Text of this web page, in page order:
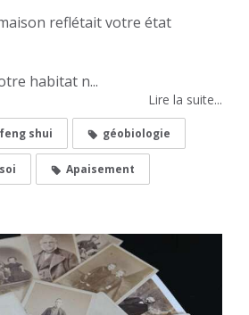
reflétait votre état
habitat n...
Lire la suite...
feng shui géobiologie
Apaisement